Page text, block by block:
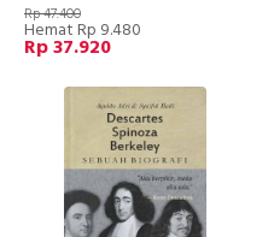
Rp 47.400
Hemat Rp 9.480
Rp 37.920